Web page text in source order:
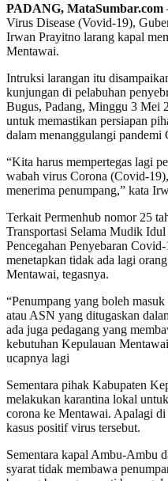
PADANG, MataSumbar.com
Virus Disease (Vovid-19),
Irwan Prayitno larang kapal
Mentawai.
Intruksi larangan itu
kunjungan di pelabuhan
Bugus, Padang, Minggu 3 Mei
untuk memastikan persiapan
dalam menanggulangi pandemi
“Kita harus mempertegas lagi
wabah virus Corona (Covid-
menerima penumpang,” kata
Terkait Permenhub nomor 25
Transportasi Selama Mudik
Pencegahan Penyebaran
menetapkan tidak ada lagi
Mentawai, tegasnya.
“Penumpang yang boleh
atau ASN yang ditugaskan
ada juga pedagang yang
kebutuhan Kepulauan
ucapnya lagi
Sementara pihak Kabupaten
melakukan karantina lokal
corona ke Mentawai. Apalagi
kasus positif virus tersebut.
Sementara kapal Ambu-Ambu
syarat tidak membawa